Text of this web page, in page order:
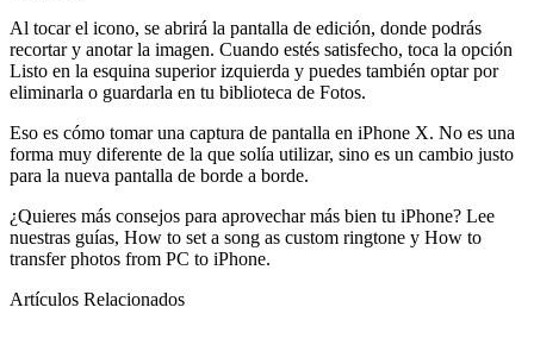
Al tocar el icono, se abrirá la pantalla de edición, donde podrás
recortar y anotar la imagen. Cuando estés satisfecho, toca la opción
Listo en la esquina superior izquierda y puedes también optar por
eliminarla o guardarla en tu biblioteca de Fotos.
Eso es cómo tomar una captura de pantalla en iPhone X. No es una
forma muy diferente de la que solía utilizar, sino es un cambio justo
para la nueva pantalla de borde a borde.
¿Quieres más consejos para aprovechar más bien tu iPhone? Lee
nuestras guías, How to set a song as custom ringtone y How to
transfer photos from PC to iPhone.
Artículos Relacionados